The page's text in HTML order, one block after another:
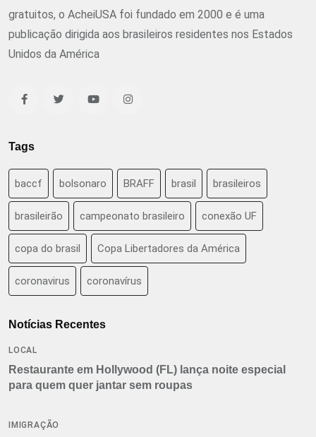
gratuitos, o AcheiUSA foi fundado em 2000 e é uma
publicação dirigida aos brasileiros residentes nos Estados
Unidos da América
Tags
baccf bolsonaro BRAFF brasil brasileiros
brasileirão campeonato brasileiro conexão UF
copa do brasil Copa Libertadores da América
coronavirus coronavírus
Notícias Recentes
LOCAL
Restaurante em Hollywood (FL) lança noite especial
para quem quer jantar sem roupas
IMIGRAÇÃO